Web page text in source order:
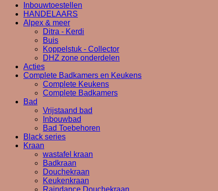
Inbouwtoestellen
HANDELAARS
Alpex & meer
Ditra - Kerdi
Buis
Koppelstuk - Collector
DHZ zone onderdelen
Acties
Complete Badkamers en Keukens
Complete Keukens
Complete Badkamers
Bad
Vrijstaand bad
Inbouwbad
Bad Toebehoren
Black series
Kraan
wastafel kraan
Badkraan
Douchekraan
Keukenkraan
Raindance Douchekraan